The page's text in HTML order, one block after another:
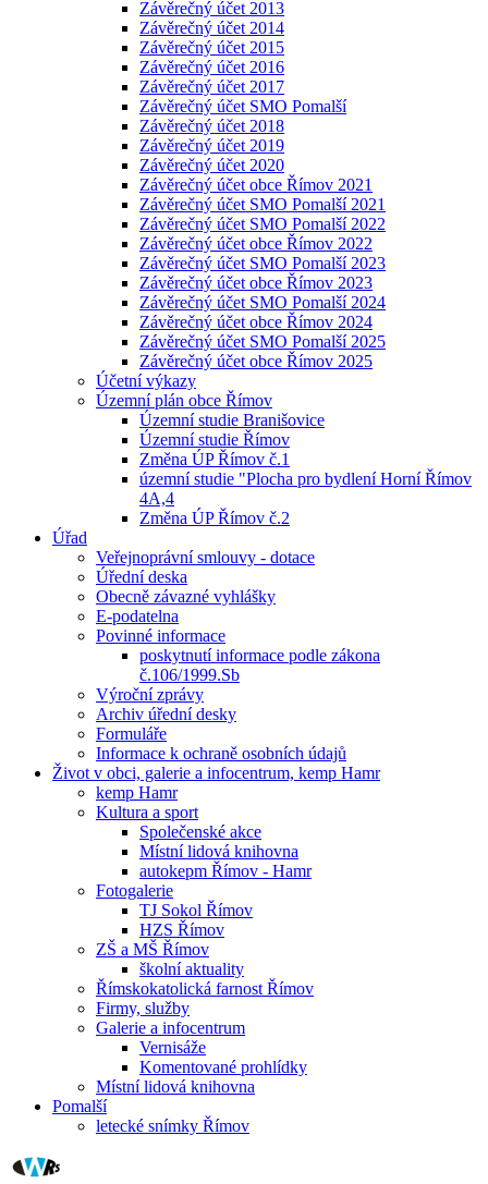
Závěrečný účet 2013
Závěrečný účet 2014
Závěrečný účet 2015
Závěrečný účet 2016
Závěrečný účet 2017
Závěrečný účet SMO Pomalší
Závěrečný účet 2018
Závěrečný účet 2019
Závěrečný účet 2020
Závěrečný účet obce Římov 2021
Závěrečný účet SMO Pomalší 2021
Závěrečný účet SMO Pomalší 2022
Závěrečný účet obce Římov 2022
Závěrečný účet SMO Pomalší 2023
Závěrečný účet obce Římov 2023
Závěrečný účet SMO Pomalší 2024
Závěrečný účet obce Římov 2024
Závěrečný účet SMO Pomalší 2025
Závěrečný účet obce Římov 2025
Účetní výkazy
Územní plán obce Římov
Územní studie Branišovice
Územní studie Římov
Změna ÚP Římov č.1
územní studie "Plocha pro bydlení Horní Římov
4A,4
Změna ÚP Římov č.2
Úřad
Veřejnoprávní smlouvy - dotace
Úřední deska
Obecně závazné vyhlášky
E-podatelna
Povinné informace
poskytnutí informace podle zákona
č.106/1999.Sb
Výroční zprávy
Archiv úřední desky
Formuláře
Informace k ochraně osobních údajů
Život v obci, galerie a infocentrum, kemp Hamr
kemp Hamr
Kultura a sport
Společenské akce
Místní lidová knihovna
autokepm Římov - Hamr
Fotogalerie
TJ Sokol Římov
HZS Římov
ZŠ a MŠ Římov
školní aktuality
Římskokatolická farnost Římov
Firmy, služby
Galerie a infocentrum
Vernisáže
Komentované prohlídky
Místní lidová knihovna
Pomalší
letecké snímky Římov